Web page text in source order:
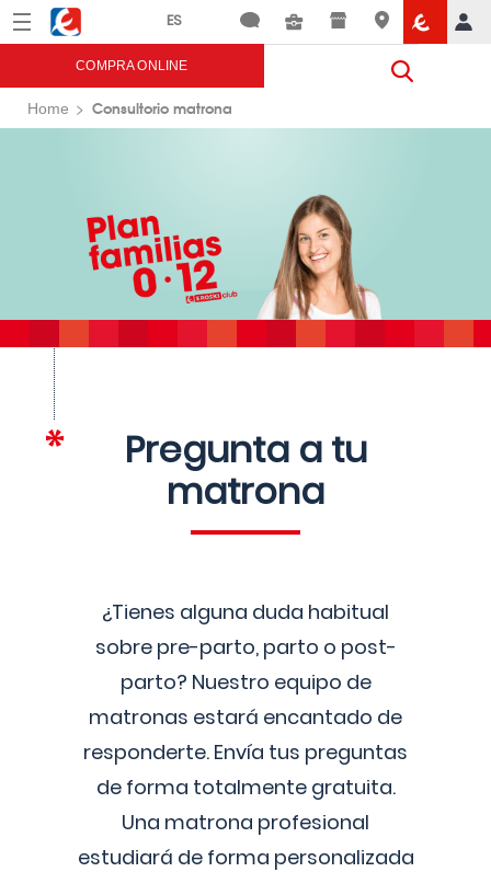
Menú Eroski
COMPRA ONLINE
Home Consultorio matrona
Pregunta a tu
matrona
¿Tienes alguna duda habitual
sobre pre-parto, parto o post-
parto? Nuestro equipo de
matronas estará encantado de
responderte. Envía tus preguntas
de forma totalmente gratuita.
Una matrona profesional
estudiará de forma personalizada